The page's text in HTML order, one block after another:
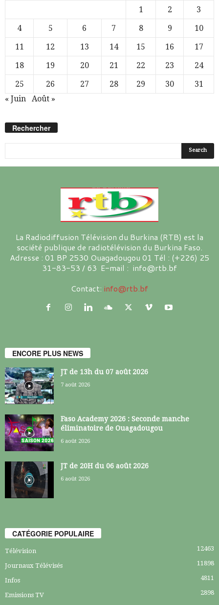
1 2
3
4
5 6 7 8 9
10
11
12 13 14 15 16
17
18
19 20 21 22 23
24
25
26 27 28 29 30
31
« Juin
Août »
Rechercher
La Radiodiffusion Télévision du Burkina (RTB) est la
société publique de radiotélévision du Burkina Faso.
Adresse : 01 BP 2530 Ouagadougou 01 Tél : (+226) 25
31-83-53 / 63 E-mail : info@rtb.bf
Contact: info@rtb.bf
ENCORE PLUS NEWS
JT de 13h du 07 août 2026
7 août 2026
Faso Academy 2026 : Seconde manche
éliminatoire de Ouagadougou
6 août 2026
JT de 20H du 06 août 2026
6 août 2026
CATÉGORIE POPULAIRE
Télévision 12463
Journaux Télévisés 11898
Infos 4811
Emissions TV
2898